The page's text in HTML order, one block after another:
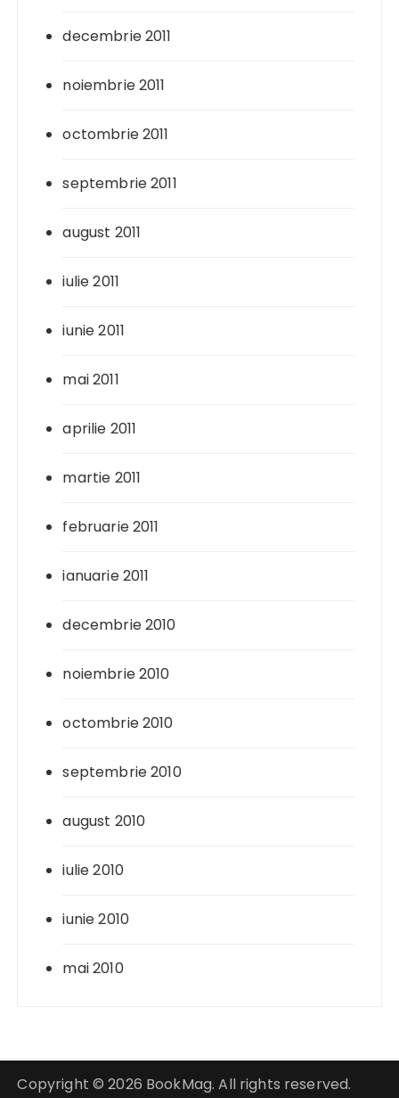
decembrie 2011
noiembrie 2011
octombrie 2011
septembrie 2011
august 2011
iulie 2011
iunie 2011
mai 2011
aprilie 2011
martie 2011
februarie 2011
ianuarie 2011
decembrie 2010
noiembrie 2010
octombrie 2010
septembrie 2010
august 2010
iulie 2010
iunie 2010
mai 2010
Copyright © 2026 BookMag. All rights reserved.